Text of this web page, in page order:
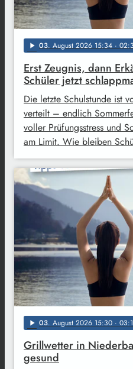
play_arrow 03. August 2026 15:34 ·
Erst Zeugnis, dann
Schüler jetzt
Die letzte Schulstunde ist
verteilt – endlich
voller Prüfungsstress und
am Limit. Wie bleiben
play_arrow 03. August 2026 15:30 ·
Grillwetter in
gesund